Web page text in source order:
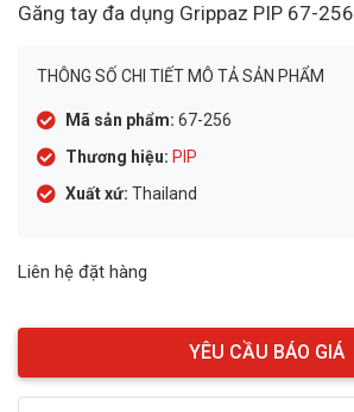
Găng tay đa dụng Grippaz PIP 67-256
THÔNG SỐ CHI TIẾT MÔ TẢ SẢN PHẨM
Mã sản phẩm: 67-256
Thương hiệu: PIP
Xuất xứ: Thailand
Liên hệ đặt hàng